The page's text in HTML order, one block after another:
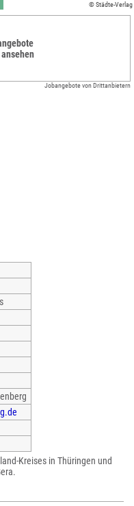
© Städte-Verlag
Jobangebote von Drittanbietern
Kreises in Thüringen und